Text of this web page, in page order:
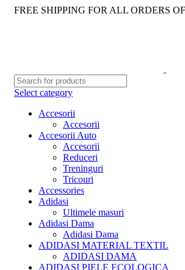
FREE SHIPPING FOR ALL ORDERS
Select category
Accesorii
Accesorii
Accesorii Auto
Accesorii
Reduceri
Treninguri
Tricouri
Accessories
Adidasi
Ultimele masuri
Adidasi Dama
Adidasi Dama
ADIDASI MATERIAL TEXTIL
ADIDASI DAMA
ADIDASI PIELE ECOLOGICA